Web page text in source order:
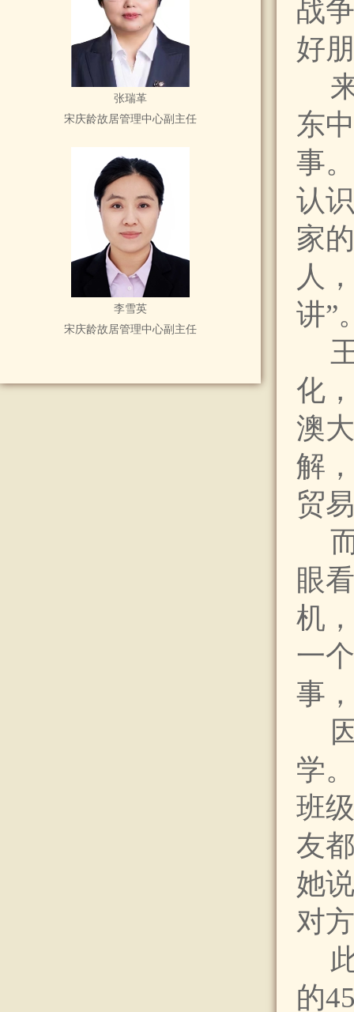
张瑞革
宋庆龄故居管理中心副主任
李雪英
宋庆龄故居管理中心副主任
战
好
东
事
认
家
人
讲”
化
澳
解
贸
眼
机
一
事
学
班
友
她
对
的